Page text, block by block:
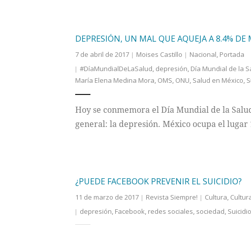
DEPRESIÓN, UN MAL QUE AQUEJA A 8.4% DE
7 de abril de 2017 Moises Castillo Nacional Portada
#DíaMundialDeLaSalud depresión Día Mundial de la
María Elena Medina Mora OMS ONU Salud en México
Hoy se conmemora el Día Mundial de la
general: la depresión. México ocupa el
¿PUEDE FACEBOOK PREVENIR EL SUICIDIO?
11 de marzo de 2017 Revista Siempre! Cultura
depresión Facebook redes sociales sociedad Suicidio